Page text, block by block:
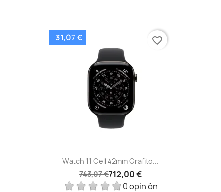
Watch 11 Cell 42mm Grafito...
743,07 €712,00 €
0 opinión
-31,07 € favorite_border